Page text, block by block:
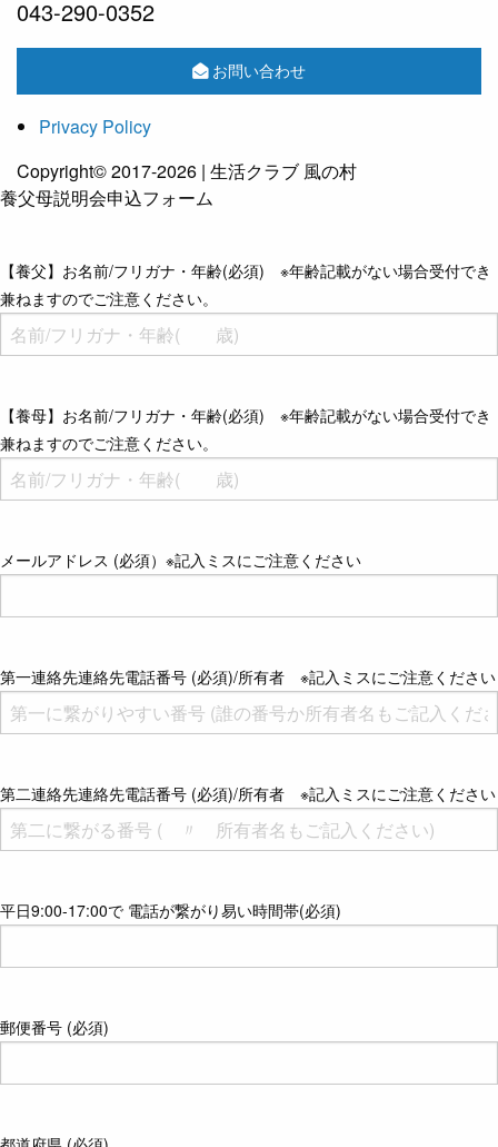
043-290-0352
お問い合わせ
Privacy Policy
Copyright© 2017-2026 | 生活クラブ 風の村
養父母説明会申込フォーム
【養父】お名前/フリガナ・年齢(必須) ※年齢記載がない場合受付でき
兼ねますのでご注意ください。
【養母】お名前/フリガナ・年齢(必須) ※年齢記載がない場合受付でき
兼ねますのでご注意ください。
メールアドレス (必須）※記入ミスにご注意ください
第一連絡先連絡先電話番号 (必須)/所有者 ※記入ミスにご注意ください
第二連絡先連絡先電話番号 (必須)/所有者 ※記入ミスにご注意ください
平日9:00-17:00で 電話が繋がり易い時間帯(必須)
郵便番号 (必須)